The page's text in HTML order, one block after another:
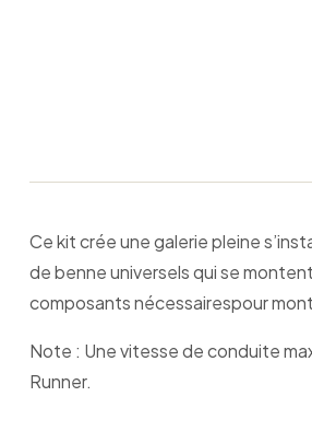
Ce kit crée une galerie pleine
de benne universels qui se
composants nécessairespour
Note : Une vitesse de conduite
Runner.